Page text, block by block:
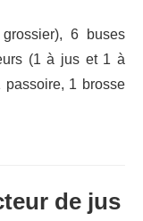
6 buses
(1 à jus et 1 à
1 brosse
de jus